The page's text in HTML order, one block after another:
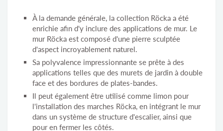
À la demande générale, la collection Röcka a été
enrichie afin d'y inclure des applications de mur. Le
mur Röcka est composé d'une pierre sculptée
d'aspect incroyablement naturel.
Sa polyvalence impressionnante se prête à des
applications telles que des murets de jardin à double
face et des bordures de plates-bandes.
Il peut également être utilisé comme limon pour
l'installation des marches Röcka, en intégrant le mur
dans un système de structure d'escalier, ainsi que
pour en fermer les côtés.